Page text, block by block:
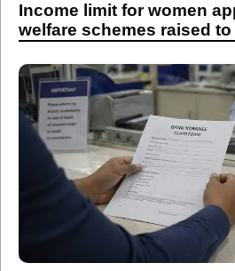
Income limit for women
welfare schemes raised to